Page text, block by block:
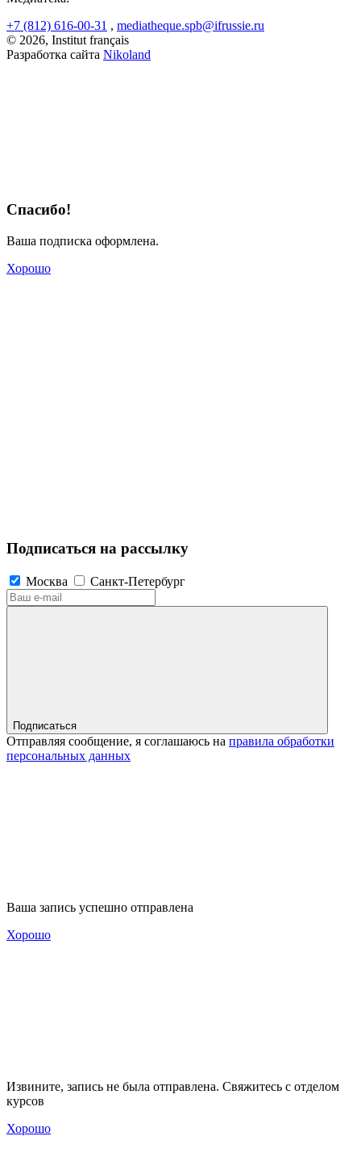
+7 (812) 616-00-31 , mediatheque.spb@ifrussie.ru
© 2026, Institut français
Разработка сайта Nikoland
Спасибо!
Ваша подписка оформлена.
Хорошо
Подписаться на рассылку
Москва Санкт-Петербург
Подписаться
Отправляя сообщение, я соглашаюсь на правила обработки
персональных данных
Ваша запись успешно отправлена
Хорошо
Извините, запись не была отправлена. Свяжитесь с отделом
курсов
Хорошо